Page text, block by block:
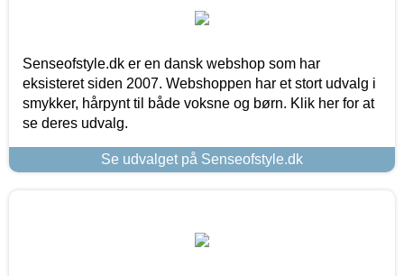
Senseofstyle.dk er en dansk webshop som har
eksisteret siden 2007. Webshoppen har et stort udvalg i
smykker, hårpynt til både voksne og børn. Klik her for at
se deres udvalg.
Se udvalget på Senseofstyle.dk